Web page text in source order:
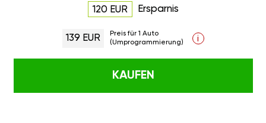
120 EUR Ersparnis
139 EUR
Preis für 1 Auto
(Umprogrammierung)
i
KAUFEN